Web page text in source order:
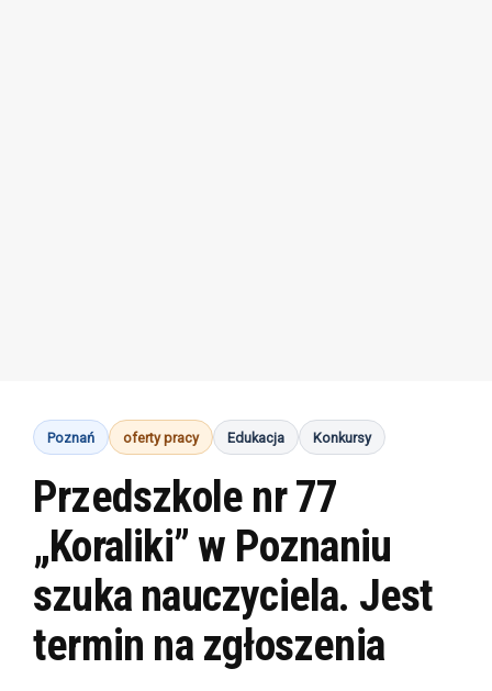
Poznań oferty pracy Edukacja Konkursy
Przedszkole nr 77
„Koraliki” w Poznaniu
szuka nauczyciela. Jest
termin na zgłoszenia